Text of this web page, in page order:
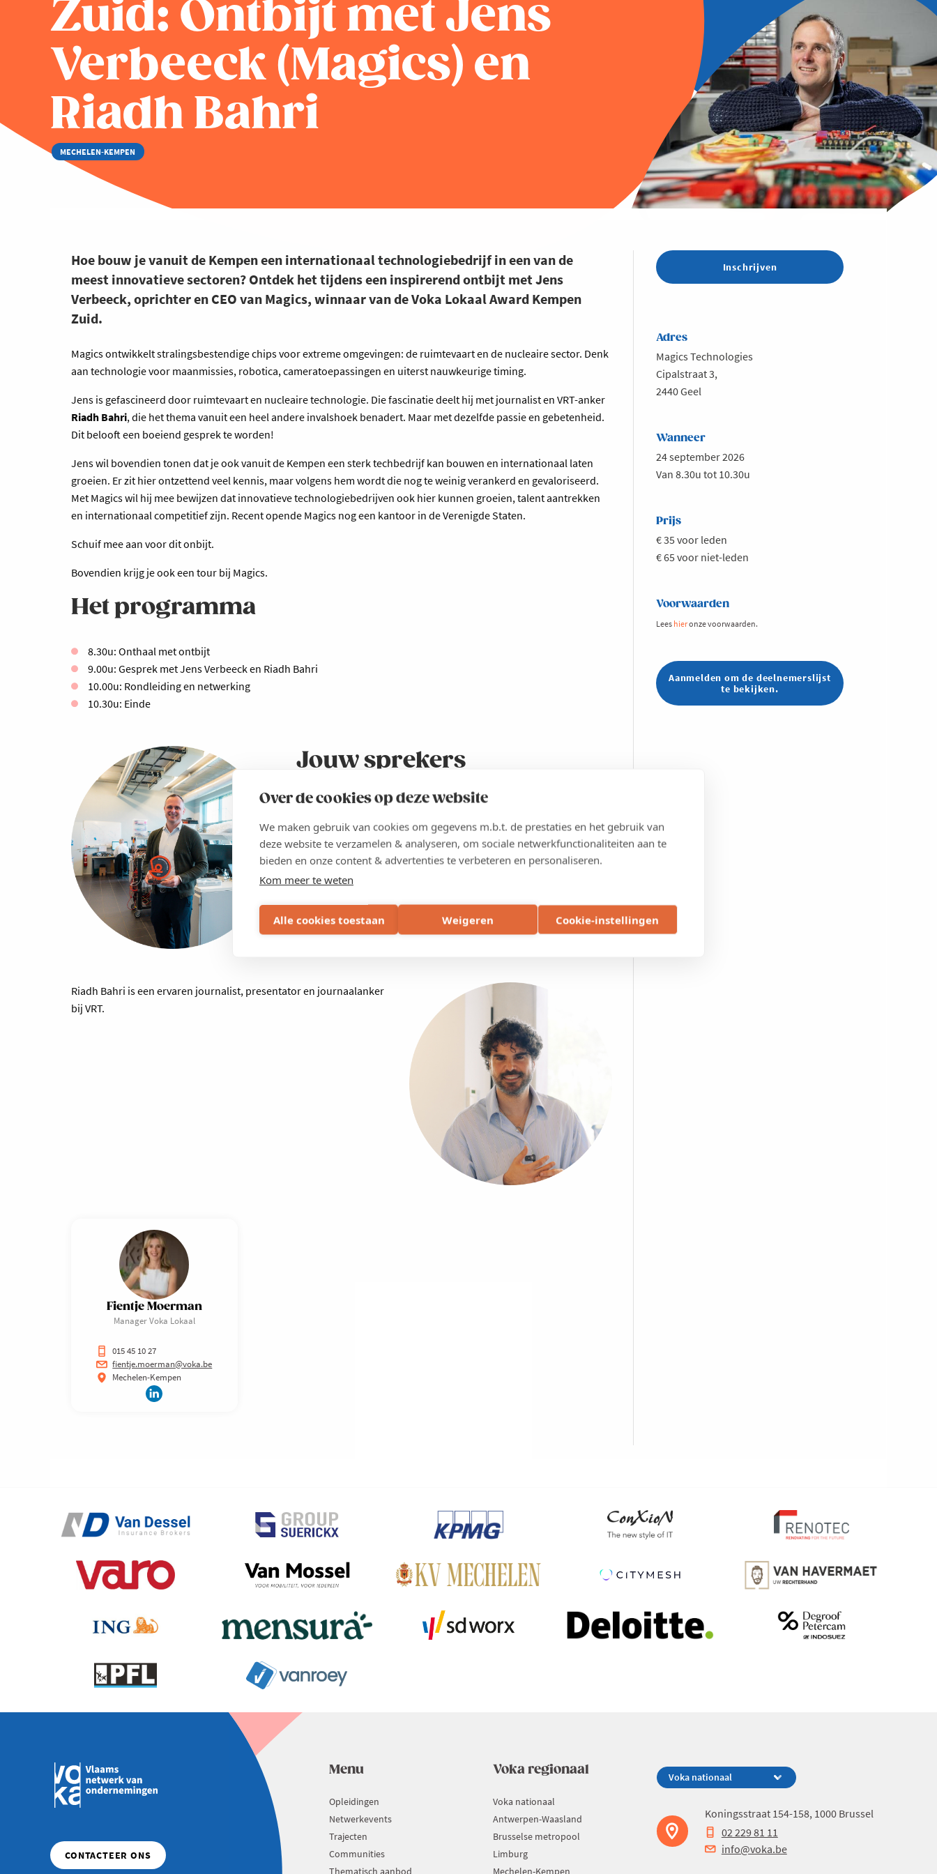
Over de cookies op deze website
We maken gebruik van cookies om gegevens m.b.t. de prestaties en het gebruik van
deze website te verzamelen & analyseren, om sociale netwerkfunctionaliteiten aan te
bieden en onze content & advertenties te verbeteren en personaliseren.
Kom meer te weten
Alle cookies toestaan Weigeren Cookie-instellingen
Zuid: Ontbijt met Jens
Verbeeck (Magics) en
Riadh Bahri
MECHELEN-KEMPEN
Hoe bouw je vanuit de Kempen een internationaal technologiebedrijf in een van de
meest innovatieve sectoren? Ontdek het tijdens een inspirerend ontbijt met Jens
Verbeeck, oprichter en CEO van Magics, winnaar van de Voka Lokaal Award Kempen
Zuid.
Magics ontwikkelt stralingsbestendige chips voor extreme omgevingen: de ruimtevaart en de nucleaire sector. Denk
aan technologie voor maanmissies, robotica, cameratoepassingen en uiterst nauwkeurige timing.
Jens is gefascineerd door ruimtevaart en nucleaire technologie. Die fascinatie deelt hij met journalist en VRT-anker
Riadh Bahri, die het thema vanuit een heel andere invalshoek benadert. Maar met dezelfde passie en gebetenheid.
Dit belooft een boeiend gesprek te worden!
Jens wil bovendien tonen dat je ook vanuit de Kempen een sterk techbedrijf kan bouwen en internationaal laten
groeien. Er zit hier ontzettend veel kennis, maar volgens hem wordt die nog te weinig verankerd en gevaloriseerd.
Met Magics wil hij mee bewijzen dat innovatieve technologiebedrijven ook hier kunnen groeien, talent aantrekken
en internationaal competitief zijn. Recent opende Magics nog een kantoor in de Verenigde Staten.
Schuif mee aan voor dit onbijt.
Bovendien krijg je ook een tour bij Magics.
Het programma
8.30u: Onthaal met ontbijt
9.00u: Gesprek met Jens Verbeeck en Riadh Bahri
10.00u: Rondleiding en netwerking
10.30u: Einde
Jouw sprekers
Jens Verbeeck, oprichter en CEO van Magics
Riadh Bahri is een ervaren journalist, presentator en journaalanker
bij VRT.
Fientje Moerman
Manager Voka Lokaal
015 45 10 27
fientje.moerman@voka.be
Mechelen-Kempen
Inschrijven
Adres
Magics Technologies
Cipalstraat 3,
2440 Geel
Wanneer
24 september 2026
Van 8.30u tot 10.30u
Prijs
€ 35 voor leden
€ 65 voor niet-leden
Voorwaarden
Lees hieronze voorwaarden.
Aanmelden om de deelnemerslijst
te bekijken.
Menu
Opleidingen
Netwerkevents
Trajecten
Communities
Thematisch aanbod
Voka regionaal
Voka nationaal
Antwerpen-Waasland
Brusselse metropool
Limburg
Mechelen-Kempen
Koningsstraat 154-158, 1000 Brussel
02 229 81 11
info@voka.be